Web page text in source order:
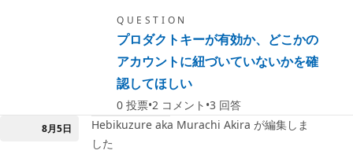
QUESTION
プロダクトキーが有効か、どこかの
アカウントに紐づいていないかを確
認してほしい
0 投票 2 コメント 3 回答
8月5日
Hebikuzure aka Murachi Akira が編集しま
した